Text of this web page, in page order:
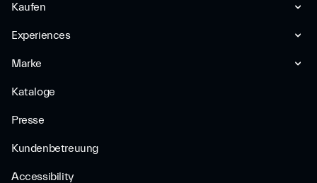
Kaufen
Experiences
Marke
Kataloge
Presse
Kundenbetreuung
Accessibility